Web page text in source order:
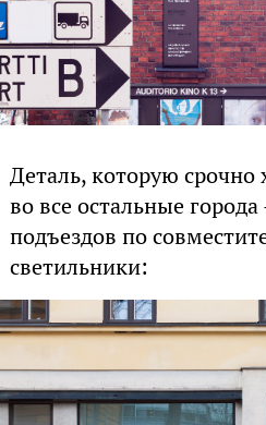
Деталь, которую срочно
во все остальные
подъездов по
светильники: